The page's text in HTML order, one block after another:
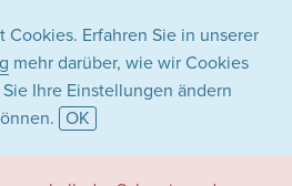
Cookies. Erfahren Sie in unserer
mehr darüber, wie wir Cookies
Ihre Einstellungen ändern
OK